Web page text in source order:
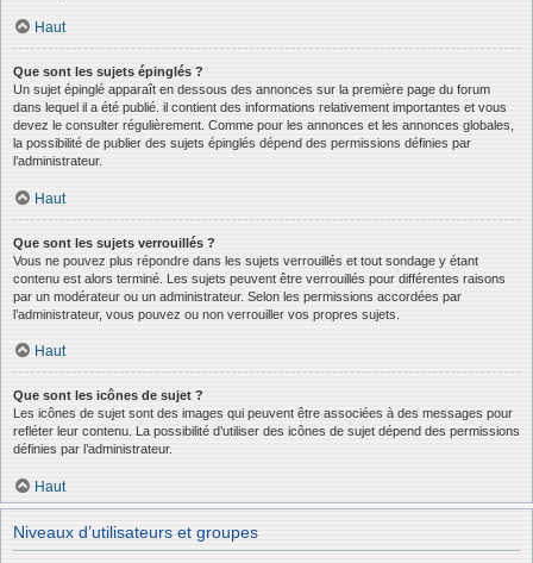
Haut
Que sont les sujets épinglés ?
Un sujet épinglé apparaît en dessous des annonces sur la première page du forum
dans lequel il a été publié. il contient des informations relativement importantes et vous
devez le consulter régulièrement. Comme pour les annonces et les annonces globales,
la possibilité de publier des sujets épinglés dépend des permissions définies par
l’administrateur.
Haut
Que sont les sujets verrouillés ?
Vous ne pouvez plus répondre dans les sujets verrouillés et tout sondage y étant
contenu est alors terminé. Les sujets peuvent être verrouillés pour différentes raisons
par un modérateur ou un administrateur. Selon les permissions accordées par
l’administrateur, vous pouvez ou non verrouiller vos propres sujets.
Haut
Que sont les icônes de sujet ?
Les icônes de sujet sont des images qui peuvent être associées à des messages pour
refléter leur contenu. La possibilité d’utiliser des icônes de sujet dépend des permissions
définies par l’administrateur.
Haut
Niveaux d’utilisateurs et groupes